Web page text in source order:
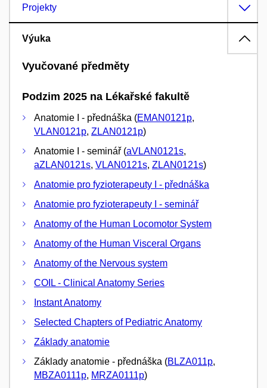
Projekty
Výuka
Vyučované předměty
Podzim 2025 na Lékařské fakultě
Anatomie I - přednáška (EMAN0121p,
VLAN0121p, ZLAN0121p)
Anatomie I - seminář (aVLAN0121s,
aZLAN0121s, VLAN0121s, ZLAN0121s)
Anatomie pro fyzioterapeuty I - přednáška
Anatomie pro fyzioterapeuty I - seminář
Anatomy of the Human Locomotor System
Anatomy of the Human Visceral Organs
Anatomy of the Nervous system
COIL - Clinical Anatomy Series
Instant Anatomy
Selected Chapters of Pediatric Anatomy
Základy anatomie
Základy anatomie - přednáška (BLZA011p,
MBZA0111p, MRZA0111p)